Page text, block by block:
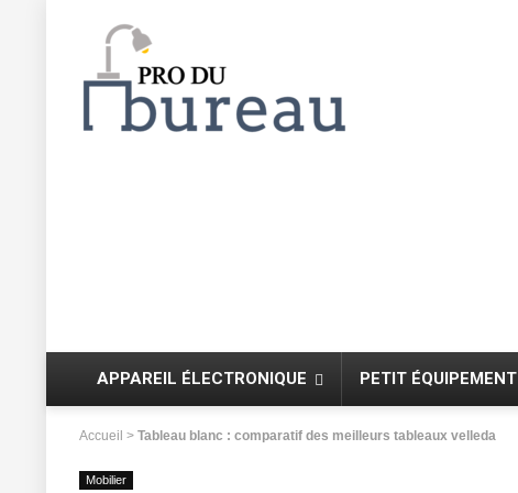
APPAREIL ÉLECTRONIQUE PETIT ÉQUIPEMENT
Accueil > Tableau blanc : comparatif des meilleurs tableaux velleda
Mobilier